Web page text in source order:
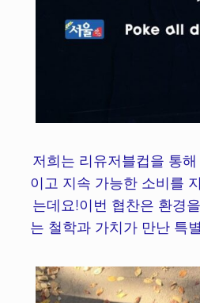
저희는 리유저블컵을 통
이고 지속 가능한 소비를
는데요!이번 협찬은 환경
는 철학과 가치가 만난 특